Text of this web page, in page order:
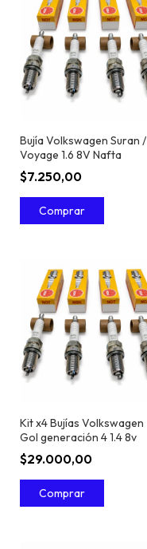
Bujía Volkswagen Suran /
Voyage 1.6 8V Nafta
$7.250,00
Kit x4 Bujías Volkswagen
Gol generación 4 1.4 8v
$29.000,00